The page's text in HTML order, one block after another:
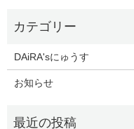
DAiRA'sにゅうす
お知らせ